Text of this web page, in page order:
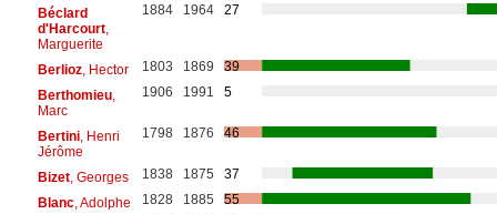
Béclard
d'Harcourt,
Marguerite
1884 1964 27
Berlioz, Hector 1803 1869
39
Berthomieu,
Marc
1906 1991 5
Bertini, Henri
Jérôme
1798 1876 46
Bizet, Georges 1838 1875
37
Blanc, Adolphe 1828 1885
55